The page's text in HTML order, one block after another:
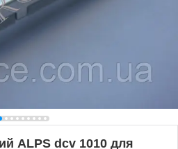
ALPS dcv 1010 для